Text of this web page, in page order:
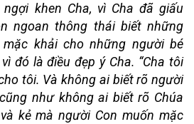
khen Cha, vì Cha đã giấu
ngoan thông thái biết những
khải cho những người bé
đó là điều đẹp ý Cha. “Cha tôi
tôi. Và không ai biết rõ người
như không ai biết rõ Chúa
kẻ mà người Con muốn mặc